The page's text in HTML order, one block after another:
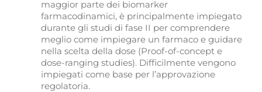
maggior parte dei biomarker
farmacodinamici, è principalmente impiegato
durante gli studi di fase II per comprendere
meglio come impiegare un farmaco e guidare
nella scelta della dose (Proof-of-concept e
dose-ranging studies). Difficilmente vengono
impiegati come base per l’approvazione
regolatoria.